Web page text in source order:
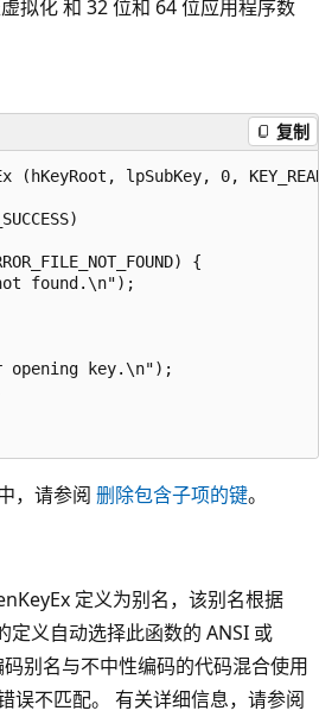
拟化和 32 位和 64 位应用程序数
复制
(hKeyRoot, lpSubKey, 0,
{
found.\n");
opening key.\n");
，请参阅 删除包含子项的键。
定义为别名，该别名根据
定义自动选择此函数的 ANSI 或
别名与不中性编码的代码混合使用
误不匹配。 有关详细信息，请参阅